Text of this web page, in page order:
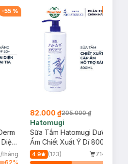
-55%
tháng
62%
82.000 ₫205.000 ₫
Hatomugi
Sữa Tắm Hatomugi Dưỡng
Ẩm Chiết Xuất Ý Dĩ 800ml
4.9 (123)
714/tháng